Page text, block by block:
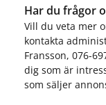
Har du frågor
Vill du veta mer
kontakta
Fransson, 076-
dig som är
som säljer